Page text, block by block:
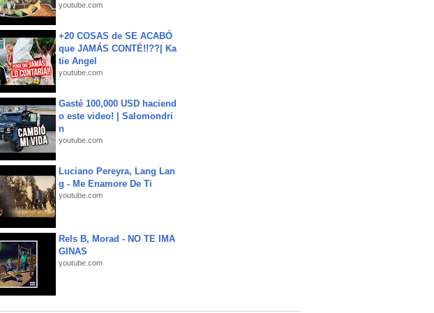
youtube.com
+20 COSAS de SE ACABÓ
que JAMÁS CONTÉ!!??| Ka
tie Angel
youtube.com
Gasté 100,000 USD haciend
o este video! | Salomondri
n
youtube.com
Luciano Pereyra, Lang Lan
g - Me Enamore De Ti
youtube.com
Rels B, Morad - NO TE IMA
GINAS
youtube.com